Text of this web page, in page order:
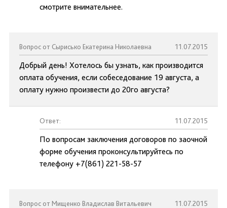
смотрите внимательнее.
Вопрос от Сырисько Екатерина Николаевна 11.07.2015
Добрый день! Хотелось бы узнать, как производится
оплата обучения, если собеседование 19 августа, а
оплату нужно произвести до 20го августа?
Ответ: 11.07.2015
По вопросам заключения договоров по заочной
форме обучения проконсультируйтесь по
телефону +7(861) 221-58-57
Вопрос от Мищенко Владислав Витальевич 11.07.2015